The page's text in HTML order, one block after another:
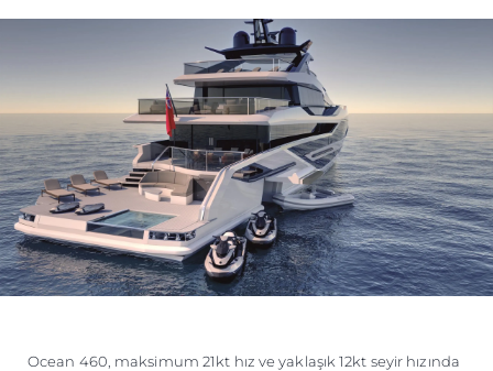
Ocean 460, maksimum 21kt hız ve yaklaşık 12kt seyir hızında